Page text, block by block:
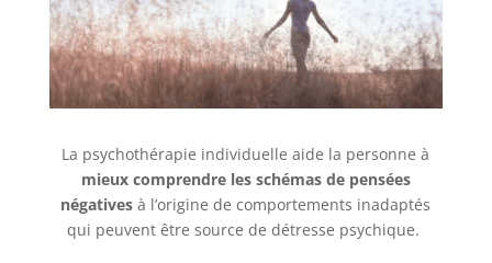
La psychothérapie individuelle aide la personne à
mieux comprendre les schémas de pensées
négatives à l’origine de comportements inadaptés
qui peuvent être source de détresse psychique.